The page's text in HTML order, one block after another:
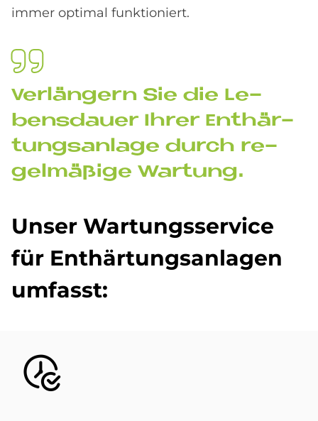
immer optimal funktioniert.
Ver­län­gern Sie die Le­
bens­dau­er Ih­rer Ent­här­
tungs­an­la­ge durch re­
gel­mä­ßi­ge War­tung.
Un­ser War­tungs­ser­vice
für Ent­här­tungs­an­la­gen
um­fasst:
Bild